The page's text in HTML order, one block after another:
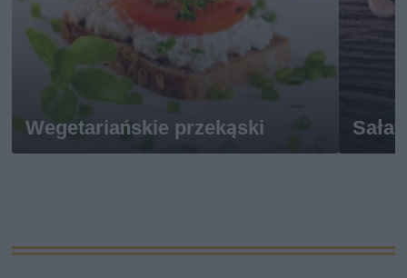
Wegetariańskie przekąski